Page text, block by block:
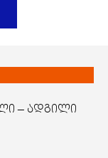
– ადგილი